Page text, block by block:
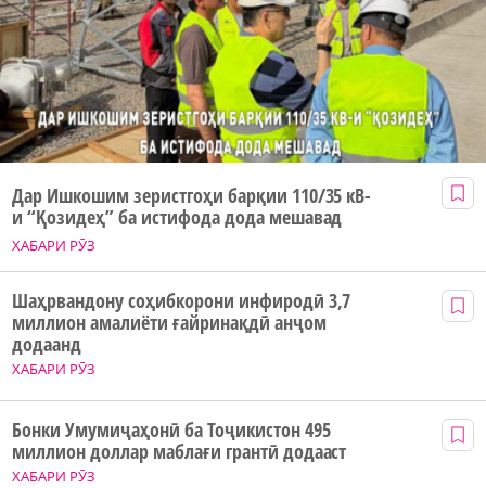
ХАБАРИ РӮЗ
Дар Ишкошим зеристгоҳи барқии 110/35 кВ-
и “Қозидеҳ” ба истифода дода мешавад
ХАБАРИ РӮЗ
Шаҳрвандону соҳибкорони инфиродӣ 3,7
миллион амалиёти ғайринақдӣ анҷом
додаанд
ХАБАРИ РӮЗ
Бонки Умумиҷаҳонӣ ба Тоҷикистон 495
миллион доллар маблағи грантӣ додааст